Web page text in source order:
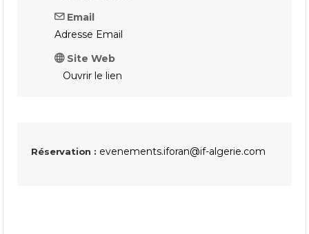
Email
Adresse Email
Site Web
Ouvrir le lien
Réservation : evenements.iforan@if-algerie.com